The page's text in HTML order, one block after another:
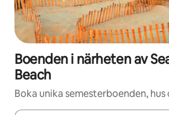
Boenden i närheten av
Beach
Boka unika semesterboenden,